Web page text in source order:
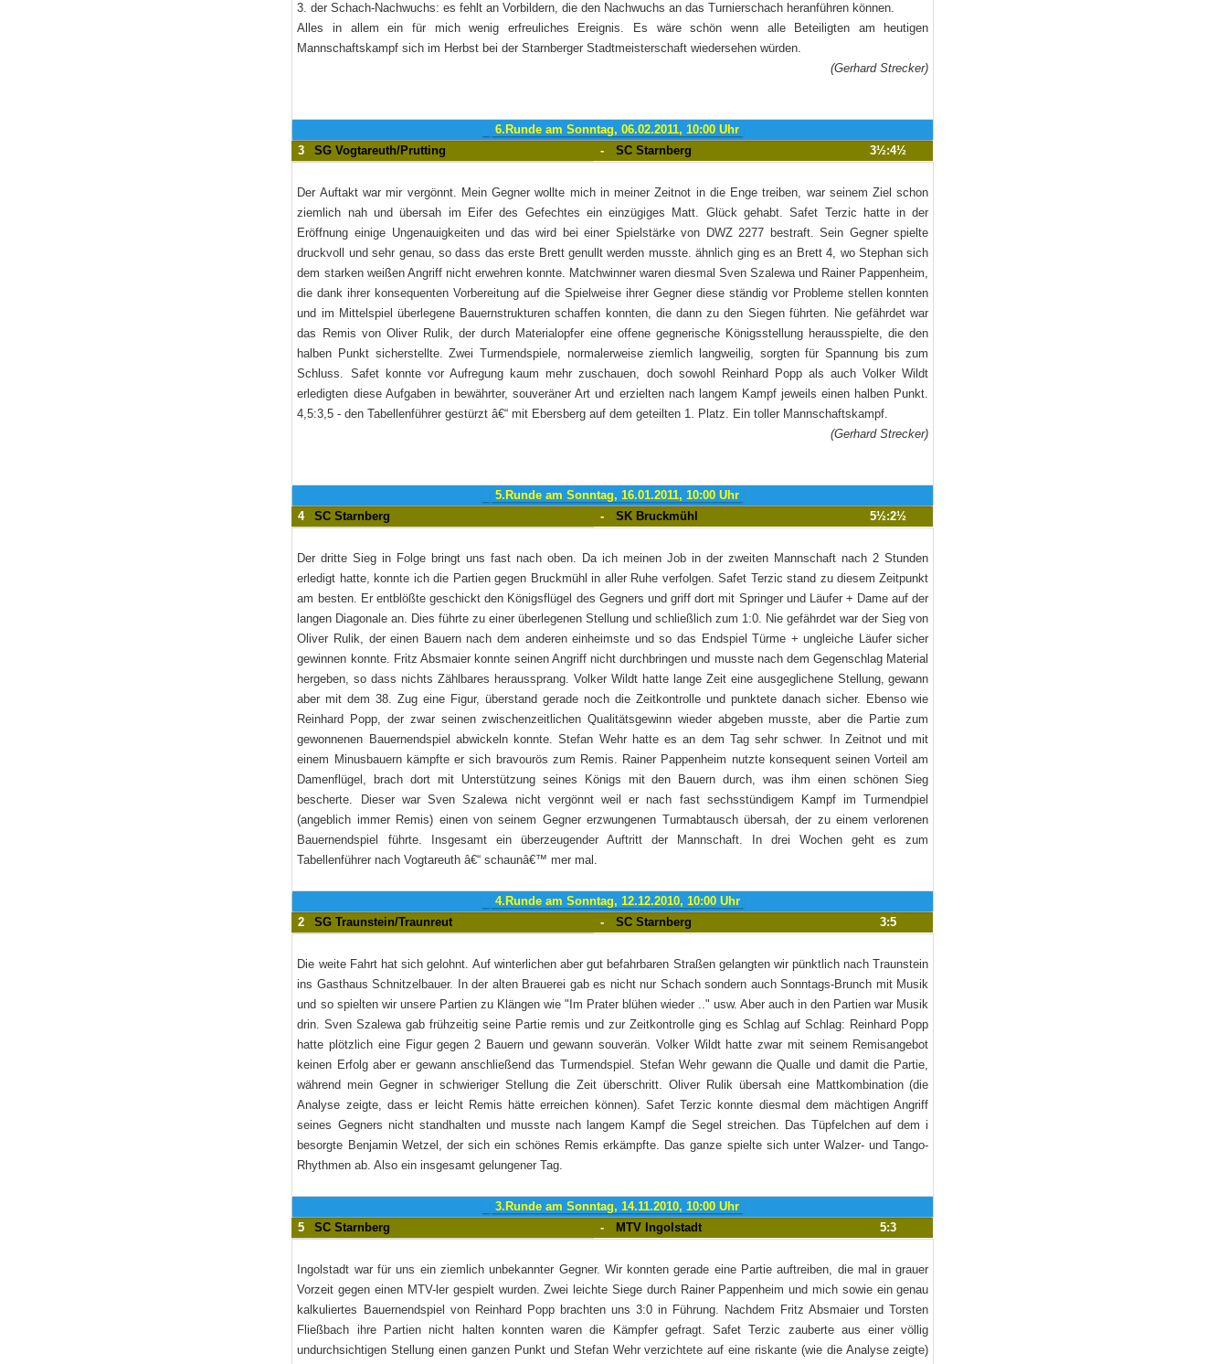
3. der Schach-Nachwuchs: es fehlt an Vorbildern, die den Nachwuchs an das Turnierschach heranführen können.
Alles in allem ein für mich wenig erfreuliches Ereignis. Es wäre schön wenn alle Beteiligten am heutigen
Mannschaftskampf sich im Herbst bei der Starnberger Stadtmeisterschaft wiedersehen würden.
(Gerhard Strecker)
6.Runde am Sonntag, 06.02.2011, 10:00 Uhr
3
SG Vogtareuth/Prutting - SC Starnberg 3½:4½
Der Auftakt war mir vergönnt. Mein Gegner wollte mich in meiner Zeitnot in die Enge treiben, war seinem Ziel schon
ziemlich nah und übersah im Eifer des Gefechtes ein einzügiges Matt. Glück gehabt. Safet Terzic hatte in der
Eröffnung einige Ungenauigkeiten und das wird bei einer Spielstärke von DWZ 2277 bestraft. Sein Gegner spielte
druckvoll und sehr genau, so dass das erste Brett genullt werden musste. ähnlich ging es an Brett 4, wo Stephan sich
dem starken weißen Angriff nicht erwehren konnte. Matchwinner waren diesmal Sven Szalewa und Rainer Pappenheim,
die dank ihrer konsequenten Vorbereitung auf die Spielweise ihrer Gegner diese ständig vor Probleme stellen konnten
und im Mittelspiel überlegene Bauernstrukturen schaffen konnten, die dann zu den Siegen führten. Nie gefährdet war
das Remis von Oliver Rulik, der durch Materialopfer eine offene gegnerische Königsstellung herausspielte, die den
halben Punkt sicherstellte. Zwei Turmendspiele, normalerweise ziemlich langweilig, sorgten für Spannung bis zum
Schluss. Safet konnte vor Aufregung kaum mehr zuschauen, doch sowohl Reinhard Popp als auch Volker Wildt
erledigten diese Aufgaben in bewährter, souveräner Art und erzielten nach langem Kampf jeweils einen halben Punkt.
4,5:3,5 - den Tabellenführer gestürzt â€“ mit Ebersberg auf dem geteilten 1. Platz. Ein toller Mannschaftskampf.
(Gerhard Strecker)
5.Runde am Sonntag, 16.01.2011, 10:00 Uhr
4
SC Starnberg - SK Bruckmühl 5½:2½
Der dritte Sieg in Folge bringt uns fast nach oben. Da ich meinen Job in der zweiten Mannschaft nach 2 Stunden
erledigt hatte, konnte ich die Partien gegen Bruckmühl in aller Ruhe verfolgen. Safet Terzic stand zu diesem Zeitpunkt
am besten. Er entblößte geschickt den Königsflügel des Gegners und griff dort mit Springer und Läufer + Dame auf der
langen Diagonale an. Dies führte zu einer überlegenen Stellung und schließlich zum 1:0. Nie gefährdet war der Sieg von
Oliver Rulik, der einen Bauern nach dem anderen einheimste und so das Endspiel Türme + ungleiche Läufer sicher
gewinnen konnte. Fritz Absmaier konnte seinen Angriff nicht durchbringen und musste nach dem Gegenschlag Material
hergeben, so dass nichts Zählbares heraussprang. Volker Wildt hatte lange Zeit eine ausgeglichene Stellung, gewann
aber mit dem 38. Zug eine Figur, überstand gerade noch die Zeitkontrolle und punktete danach sicher. Ebenso wie
Reinhard Popp, der zwar seinen zwischenzeitlichen Qualitätsgewinn wieder abgeben musste, aber die Partie zum
gewonnenen Bauernendspiel abwickeln konnte. Stefan Wehr hatte es an dem Tag sehr schwer. In Zeitnot und mit
einem Minusbauern kämpfte er sich bravourös zum Remis. Rainer Pappenheim nutzte konsequent seinen Vorteil am
Damenflügel, brach dort mit Unterstützung seines Königs mit den Bauern durch, was ihm einen schönen Sieg
bescherte. Dieser war Sven Szalewa nicht vergönnt weil er nach fast sechsstündigem Kampf im Turmendpiel
(angeblich immer Remis) einen von seinem Gegner erzwungenen Turmabtausch übersah, der zu einem verlorenen
Bauernendspiel führte. Insgesamt ein überzeugender Auftritt der Mannschaft. In drei Wochen geht es zum
Tabellenführer nach Vogtareuth â€“ schaunâ€™ mer mal.
4.Runde am Sonntag, 12.12.2010, 10:00 Uhr
2
SG Traunstein/Traunreut - SC Starnberg 3:5
Die weite Fahrt hat sich gelohnt. Auf winterlichen aber gut befahrbaren Straßen gelangten wir pünktlich nach Traunstein
ins Gasthaus Schnitzelbauer. In der alten Brauerei gab es nicht nur Schach sondern auch Sonntags-Brunch mit Musik
und so spielten wir unsere Partien zu Klängen wie "Im Prater blühen wieder .." usw. Aber auch in den Partien war Musik
drin. Sven Szalewa gab frühzeitig seine Partie remis und zur Zeitkontrolle ging es Schlag auf Schlag: Reinhard Popp
hatte plötzlich eine Figur gegen 2 Bauern und gewann souverän. Volker Wildt hatte zwar mit seinem Remisangebot
keinen Erfolg aber er gewann anschließend das Turmendspiel. Stefan Wehr gewann die Qualle und damit die Partie,
während mein Gegner in schwieriger Stellung die Zeit überschritt. Oliver Rulik übersah eine Mattkombination (die
Analyse zeigte, dass er leicht Remis hätte erreichen können). Safet Terzic konnte diesmal dem mächtigen Angriff
seines Gegners nicht standhalten und musste nach langem Kampf die Segel streichen. Das Tüpfelchen auf dem i
besorgte Benjamin Wetzel, der sich ein schönes Remis erkämpfte. Das ganze spielte sich unter Walzer- und Tango-
Rhythmen ab. Also ein insgesamt gelungener Tag.
3.Runde am Sonntag, 14.11.2010, 10:00 Uhr
5
SC Starnberg - MTV Ingolstadt 5:3
Ingolstadt war für uns ein ziemlich unbekannter Gegner. Wir konnten gerade eine Partie auftreiben, die mal in grauer
Vorzeit gegen einen MTV-ler gespielt wurden. Zwei leichte Siege durch Rainer Pappenheim und mich sowie ein genau
kalkuliertes Bauernendspiel von Reinhard Popp brachten uns 3:0 in Führung. Nachdem Fritz Absmaier und Torsten
Fließbach ihre Partien nicht halten konnten waren die Kämpfer gefragt. Safet Terzic zauberte aus einer völlig
undurchsichtigen Stellung einen ganzen Punkt und Stefan Wehr verzichtete auf eine riskante (wie die Analyse zeigte)